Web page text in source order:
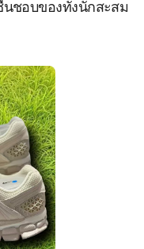
นชอบของทั้งนักสะสม